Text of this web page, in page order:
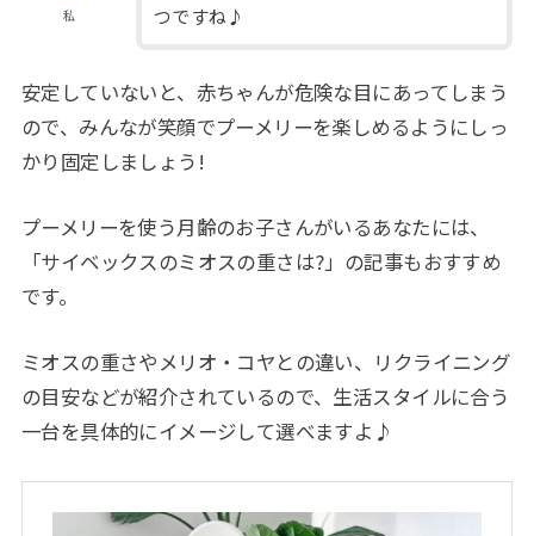
私
つですね♪
安定していないと、赤ちゃんが危険な目にあってしまう
ので、みんなが笑顔でプーメリーを楽しめるようにしっ
かり固定しましょう!
プーメリーを使う月齢のお子さんがいるあなたには、
「サイベックスのミオスの重さは?」の記事もおすすめ
です。
ミオスの重さやメリオ・コヤとの違い、リクライニング
の目安などが紹介されているので、生活スタイルに合う
一台を具体的にイメージして選べますよ♪